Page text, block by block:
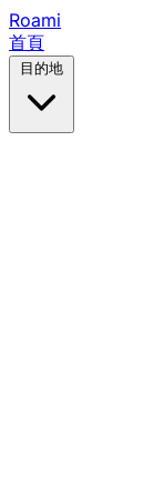
Roami
首頁
目的地